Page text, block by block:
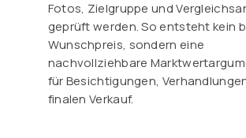
Fotos, Zielgruppe und
geprüft werden. So entsteht kein
Wunschpreis, sondern eine
nachvollziehbare
für Besichtigungen,
finalen Verkauf.